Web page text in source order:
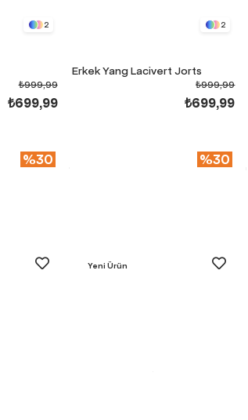
2
₺699,99
₺999,99
%30
2
Erkek Yang Lacivert Jorts
₺699,99
₺999,99
%30
Yeni Ürün